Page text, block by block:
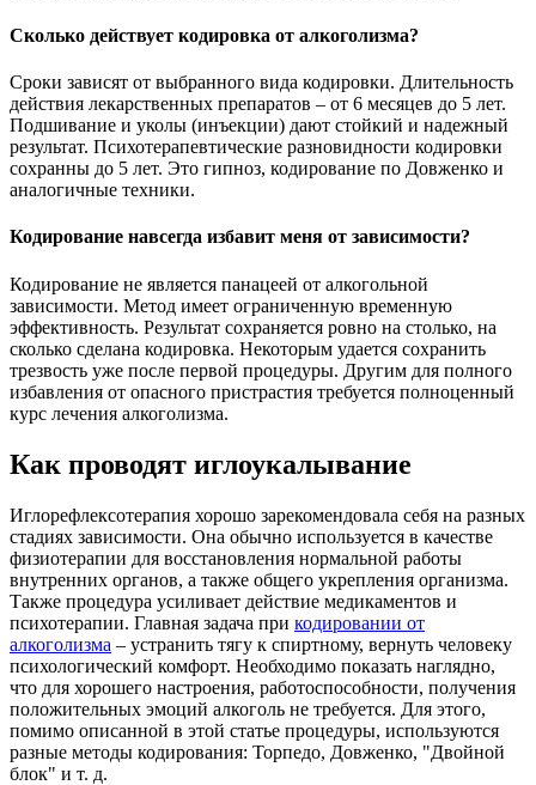
Сколько действует кодировка от алкоголизма?
Сроки зависят от выбранного вида кодировки. Длительность
действия лекарственных препаратов – от 6 месяцев до 5 лет.
Подшивание и уколы (инъекции) дают стойкий и надежный
результат. Психотерапевтические разновидности кодировки
сохранны до 5 лет. Это гипноз, кодирование по Довженко и
аналогичные техники.
Кодирование навсегда избавит меня от зависимости?
Кодирование не является панацеей от алкогольной
зависимости. Метод имеет ограниченную временную
эффективность. Результат сохраняется ровно на столько, на
сколько сделана кодировка. Некоторым удается сохранить
трезвость уже после первой процедуры. Другим для полного
избавления от опасного пристрастия требуется полноценный
курс лечения алкоголизма.
Как проводят иглоукалывание
Иглорефлексотерапия хорошо зарекомендовала себя на разных
стадиях зависимости. Она обычно используется в качестве
физиотерапии для восстановления нормальной работы
внутренних органов, а также общего укрепления организма.
Также процедура усиливает действие медикаментов и
психотерапии. Главная задача при кодировании от
алкоголизма – устранить тягу к спиртному, вернуть человеку
психологический комфорт. Необходимо показать наглядно,
что для хорошего настроения, работоспособности, получения
положительных эмоций алкоголь не требуется. Для этого,
помимо описанной в этой статье процедуры, используются
разные методы кодирования: Торпедо, Довженко, "Двойной
блок" и т. д.